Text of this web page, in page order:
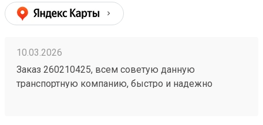
10.03.2026
Заказ 260210425, всем советую данную
транспортную компанию, быстро и надежно